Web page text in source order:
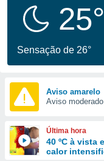
fornecidas
a este
das
e
forma
digital
25°
Sensação de 26°
Aviso amarelo
Aviso
Última hora
40 ºC à vista
calor